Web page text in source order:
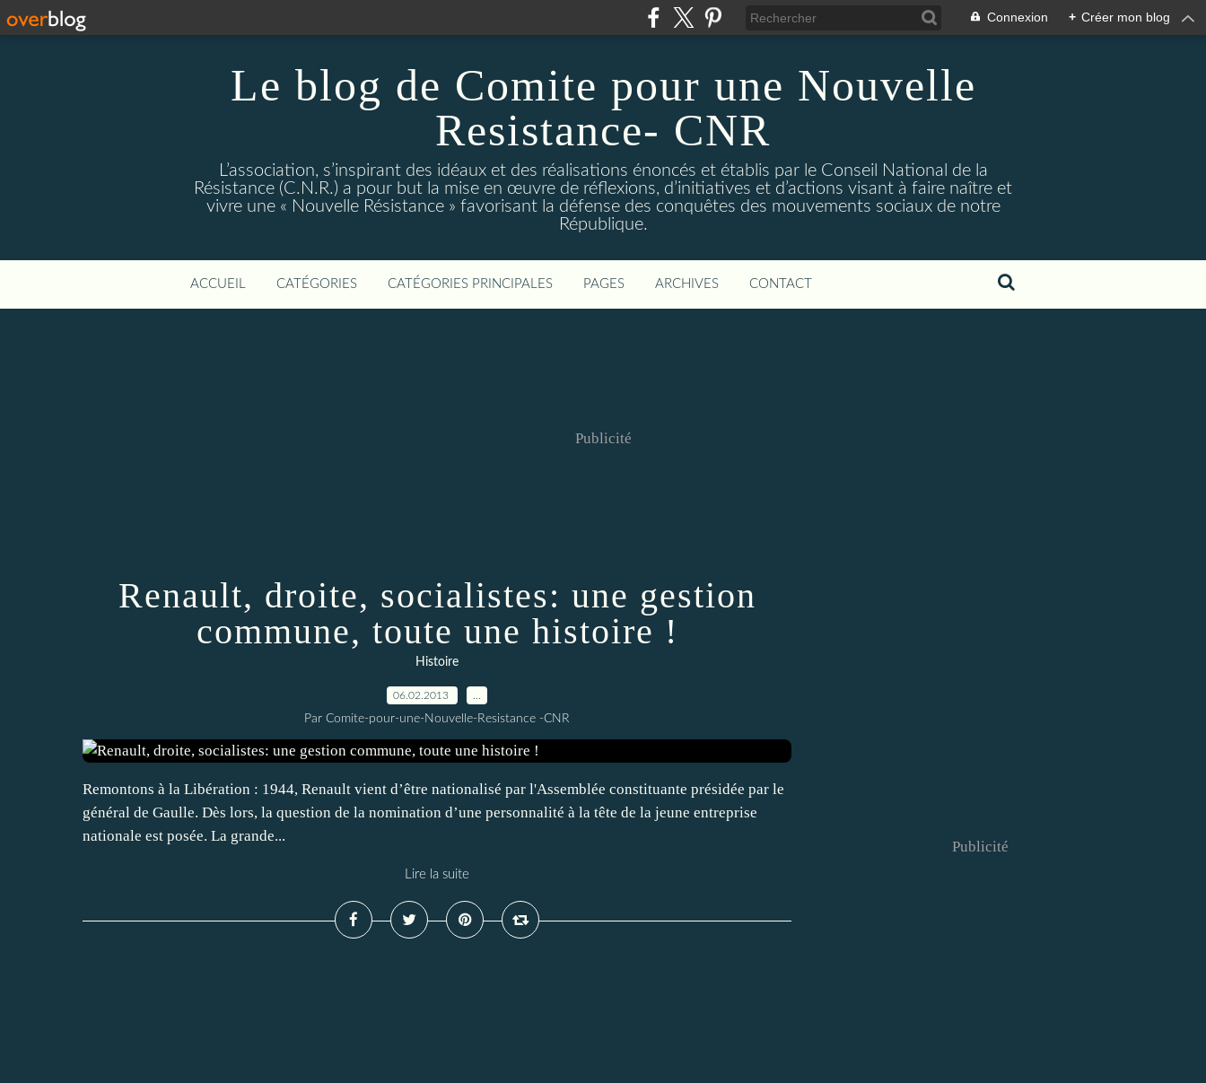
Connexion + Créer mon blog
Le blog de Comite pour une Nouvelle
Resistance- CNR
L’association, s’inspirant des idéaux et des réalisations énoncés et établis par le Conseil National de la
Résistance (C.N.R.) a pour but la mise en œuvre de réflexions, d’initiatives et d’actions visant à faire naître et
vivre une « Nouvelle Résistance » favorisant la défense des conquêtes des mouvements sociaux de notre
République.
ACCUEIL CATÉGORIES CATÉGORIES PRINCIPALES PAGES ARCHIVES CONTACT
Publicité
Renault, droite, socialistes: une gestion
commune, toute une histoire !
Histoire
06.02.2013
Par Comite-pour-une-Nouvelle-Resistance -CNR
Remontons à la Libération : 1944, Renault vient d’être nationalisé par l'Assemblée constituante présidée par le
général de Gaulle. Dès lors, la question de la nomination d’une personnalité à la tête de la jeune entreprise
nationale est posée. La grande...
Lire la suite
Publicité